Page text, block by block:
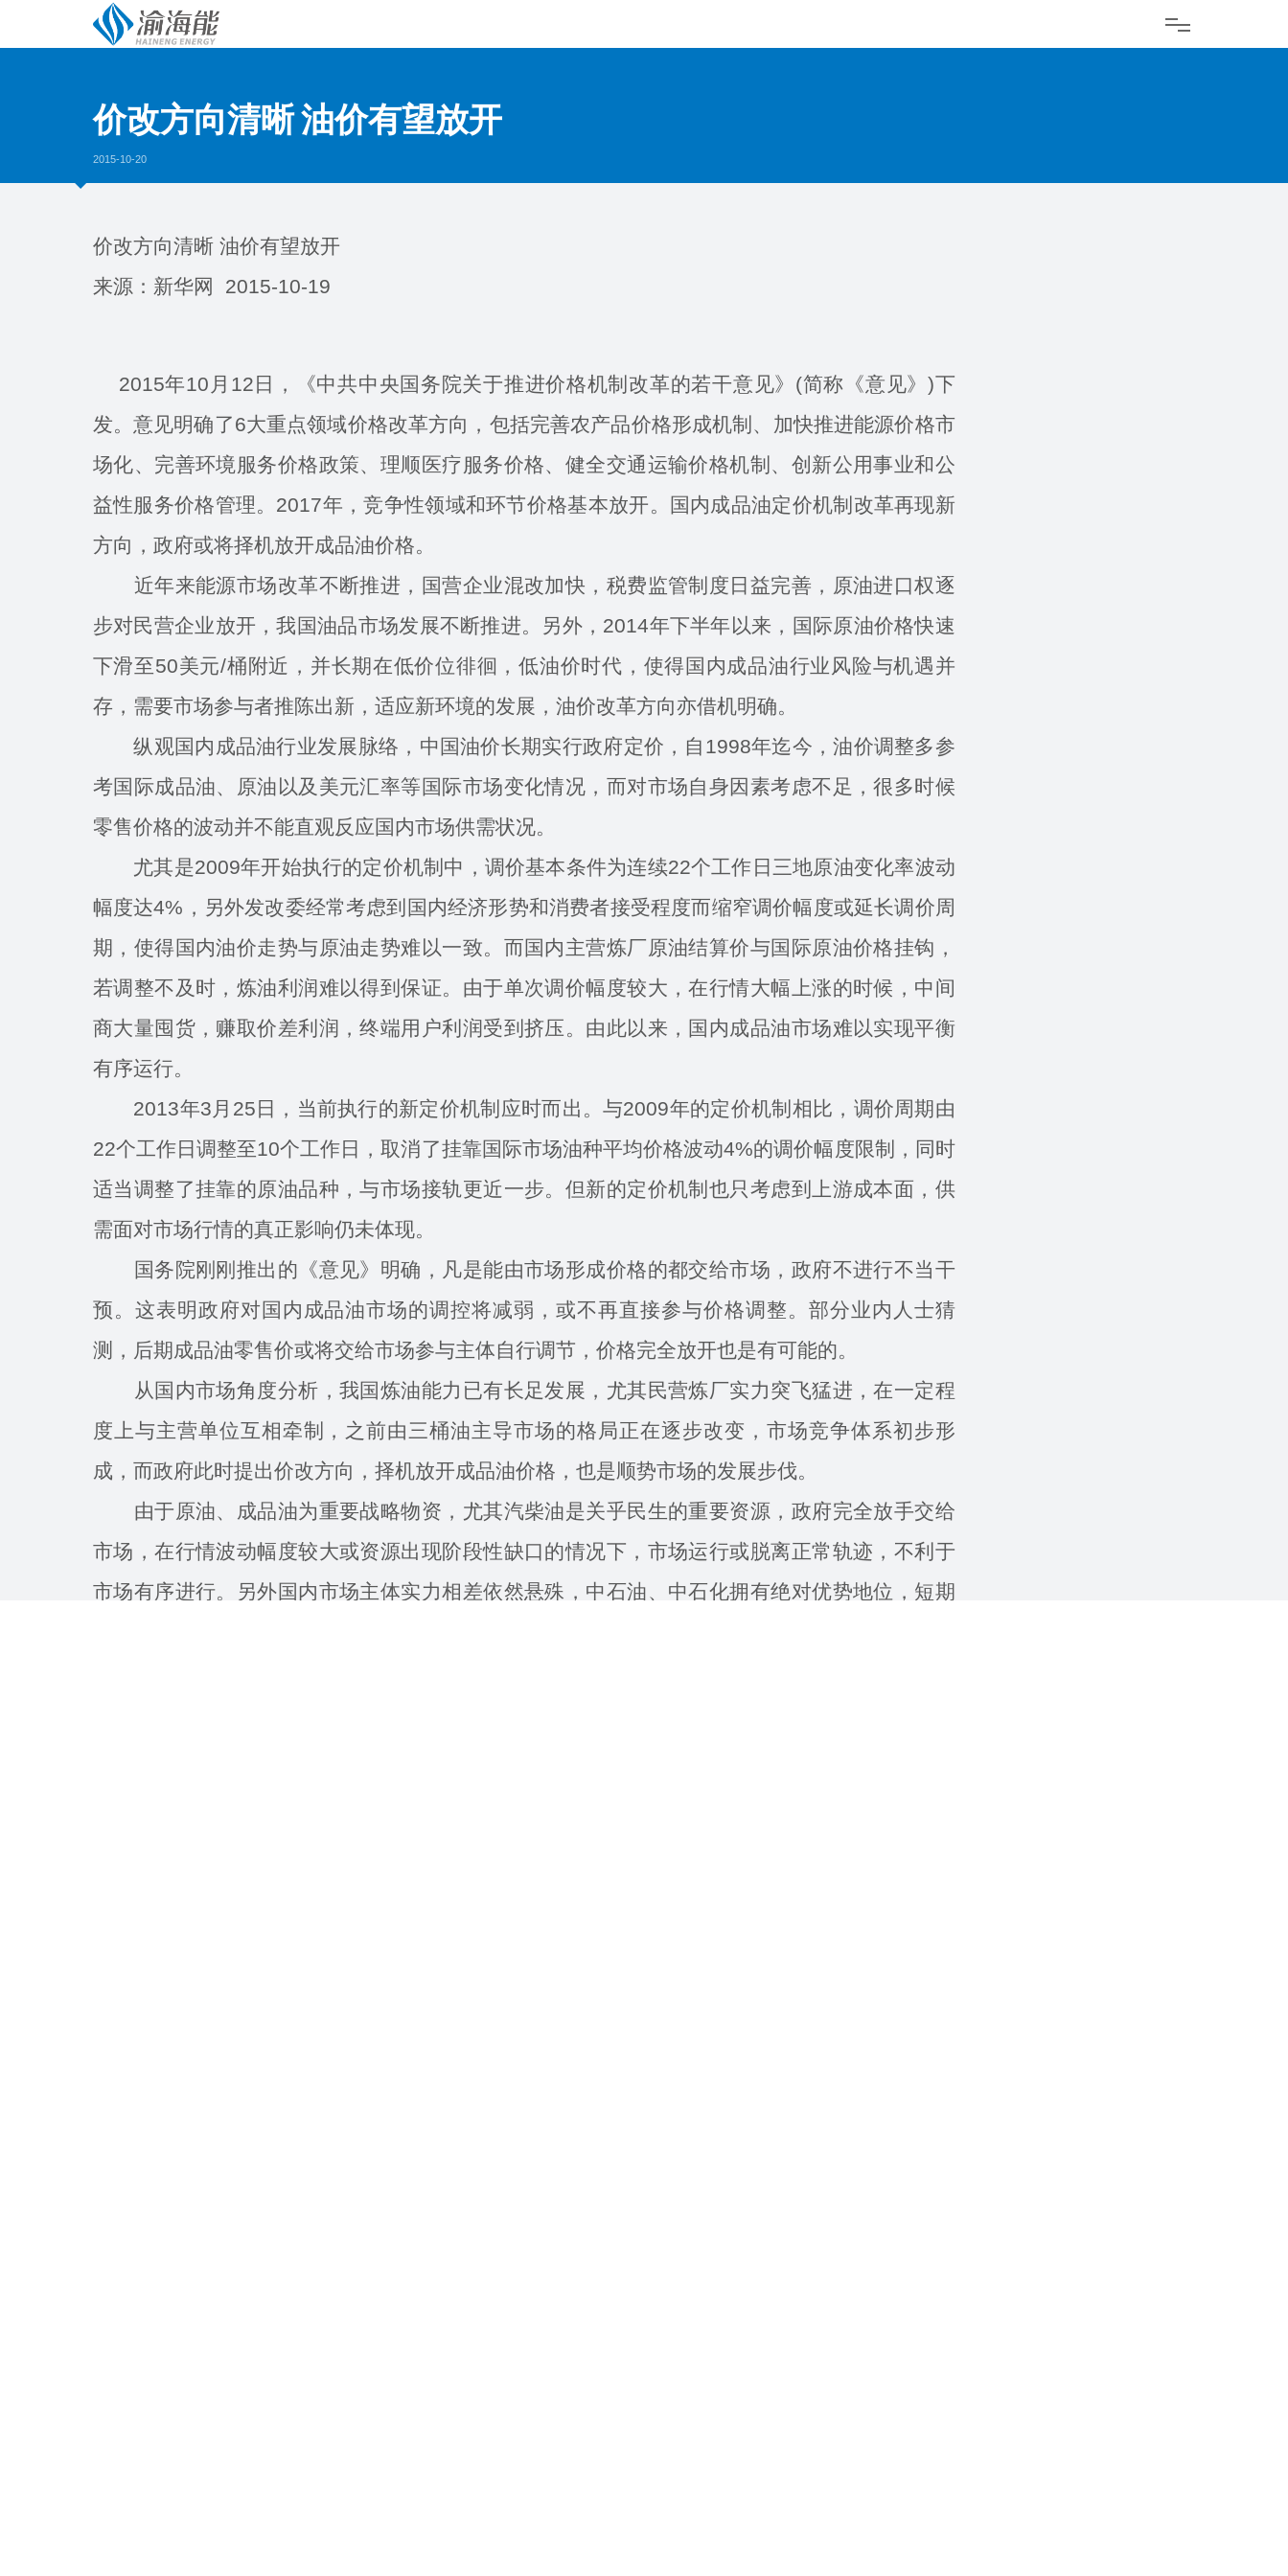
价改方向清晰 油价有望放开
2015-10-20
价改方向清晰 油价有望放开
来源：新华网 2015-10-19
2015年10月12日，《中共中央国务院关于推进价格机制改革的若干意见》(简称《意见》)下
发。意见明确了6大重点领域价格改革方向，包括完善农产品价格形成机制、加快推进能源价格市
场化、完善环境服务价格政策、理顺医疗服务价格、健全交通运输价格机制、创新公用事业和公
益性服务价格管理。2017年，竞争性领域和环节价格基本放开。国内成品油定价机制改革再现新
方向，政府或将择机放开成品油价格。
近年来能源市场改革不断推进，国营企业混改加快，税费监管制度日益完善，原油进口权逐
步对民营企业放开，我国油品市场发展不断推进。另外，2014年下半年以来，国际原油价格快速
下滑至50美元/桶附近，并长期在低价位徘徊，低油价时代，使得国内成品油行业风险与机遇并
存，需要市场参与者推陈出新，适应新环境的发展，油价改革方向亦借机明确。
纵观国内成品油行业发展脉络，中国油价长期实行政府定价，自1998年迄今，油价调整多参
考国际成品油、原油以及美元汇率等国际市场变化情况，而对市场自身因素考虑不足，很多时候
零售价格的波动并不能直观反应国内市场供需状况。
尤其是2009年开始执行的定价机制中，调价基本条件为连续22个工作日三地原油变化率波动
幅度达4%，另外发改委经常考虑到国内经济形势和消费者接受程度而缩窄调价幅度或延长调价周
期，使得国内油价走势与原油走势难以一致。而国内主营炼厂原油结算价与国际原油价格挂钩，
若调整不及时，炼油利润难以得到保证。由于单次调价幅度较大，在行情大幅上涨的时候，中间
商大量囤货，赚取价差利润，终端用户利润受到挤压。由此以来，国内成品油市场难以实现平衡
有序运行。
2013年3月25日，当前执行的新定价机制应时而出。与2009年的定价机制相比，调价周期由
22个工作日调整至10个工作日，取消了挂靠国际市场油种平均价格波动4%的调价幅度限制，同时
适当调整了挂靠的原油品种，与市场接轨更近一步。但新的定价机制也只考虑到上游成本面，供
需面对市场行情的真正影响仍未体现。
国务院刚刚推出的《意见》明确，凡是能由市场形成价格的都交给市场，政府不进行不当干
预。这表明政府对国内成品油市场的调控将减弱，或不再直接参与价格调整。部分业内人士猜
测，后期成品油零售价或将交给市场参与主体自行调节，价格完全放开也是有可能的。
从国内市场角度分析，我国炼油能力已有长足发展，尤其民营炼厂实力突飞猛进，在一定程
度上与主营单位互相牵制，之前由三桶油主导市场的格局正在逐步改变，市场竞争体系初步形
成，而政府此时提出价改方向，择机放开成品油价格，也是顺势市场的发展步伐。
由于原油、成品油为重要战略物资，尤其汽柴油是关乎民生的重要资源，政府完全放手交给
市场，在行情波动幅度较大或资源出现阶段性缺口的情况下，市场运行或脱离正常轨迹，不利于
市场有序进行。另外国内市场主体实力相差依然悬殊，中石油、中石化拥有绝对优势地位，短期